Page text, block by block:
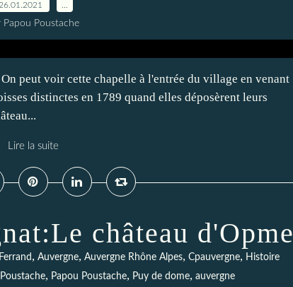
26.01.2021
Papou Poustache
peut voir cette chapelle à l'entrée du village en venant
distinctes en 1789 quand elles déposèrent leurs
Lire la suite
château d'Opme
, Auvergne, Auvergne Rhône Alpes, Cpauvergne, Histoire
, Papou Poustache, Puy de dome, auvergne